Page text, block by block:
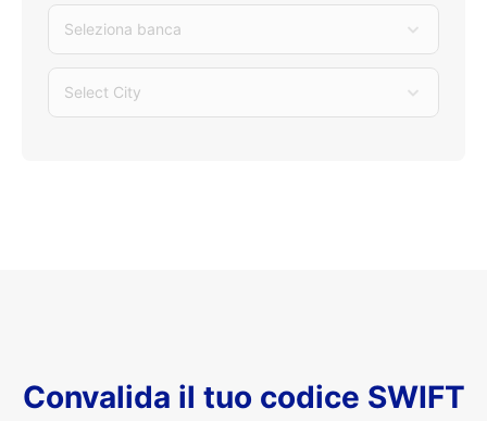
Seleziona banca
Select City
Convalida il tuo codice SWIFT